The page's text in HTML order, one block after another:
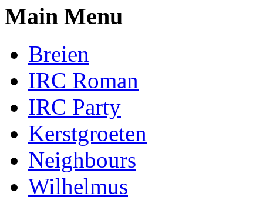
Main Menu
Breien
IRC Roman
IRC Party
Kerstgroeten
Neighbours
Wilhelmus